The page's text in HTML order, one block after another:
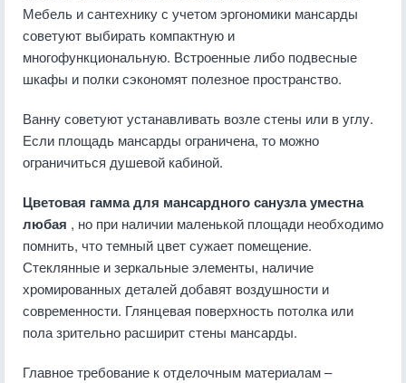
Мебель и сантехнику с учетом эргономики мансарды
советуют выбирать компактную и
многофункциональную. Встроенные либо подвесные
шкафы и полки сэкономят полезное пространство.
Ванну советуют устанавливать возле стены или в углу.
Если площадь мансарды ограничена, то можно
ограничиться душевой кабиной.
Цветовая гамма для мансардного санузла уместна
любая , но при наличии маленькой площади необходимо
помнить, что темный цвет сужает помещение.
Стеклянные и зеркальные элементы, наличие
хромированных деталей добавят воздушности и
современности. Глянцевая поверхность потолка или
пола зрительно расширит стены мансарды.
Главное требование к отделочным материалам –